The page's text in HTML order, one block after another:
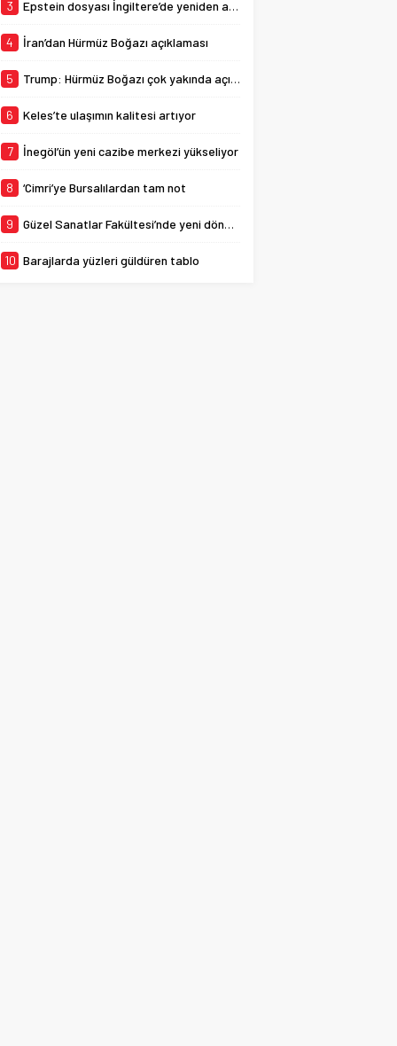
yaşattığı konserde bir de
Bursaspor için...
3 Epstein dosyası İngiltere’de yeniden açılıyor
4 İran’dan Hürmüz Boğazı açıklaması
5 Trump: Hürmüz Boğazı çok yakında açılacak
6 Keles’te ulaşımın kalitesi artıyor
7 İnegöl’ün yeni cazibe merkezi yükseliyor
8 ‘Cimri’ye Bursalılardan tam not
9 Güzel Sanatlar Fakültesi’nde yeni dönem
10 Barajlarda yüzleri güldüren tablo